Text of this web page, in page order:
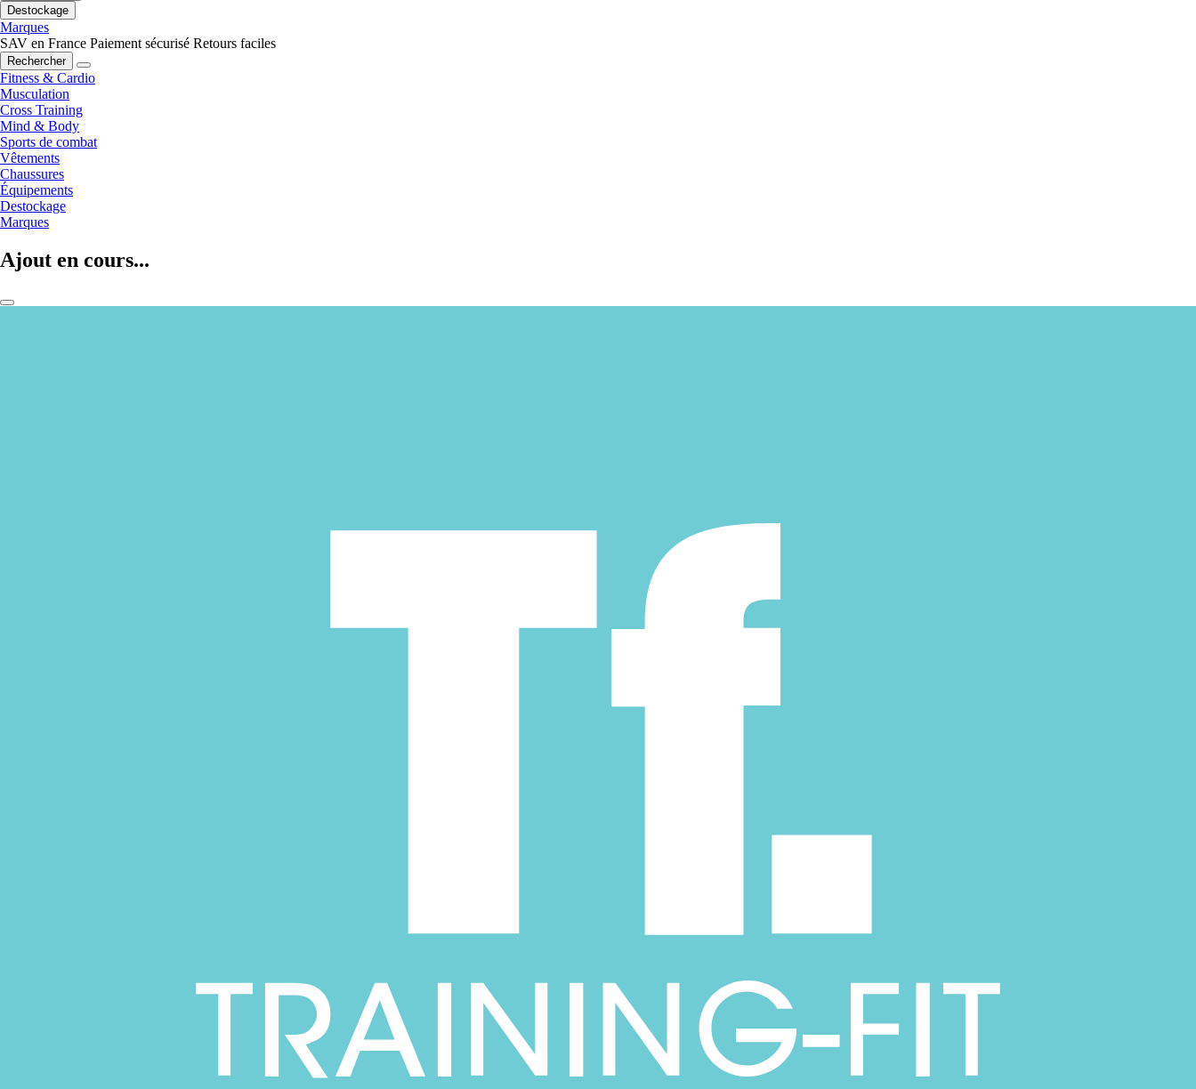
Destockage
Marques
SAV en France Paiement sécurisé Retours faciles
Rechercher
Fitness & Cardio
Musculation
Cross Training
Mind & Body
Sports de combat
Vêtements
Chaussures
Équipements
Destockage
Marques
Ajout en cours...